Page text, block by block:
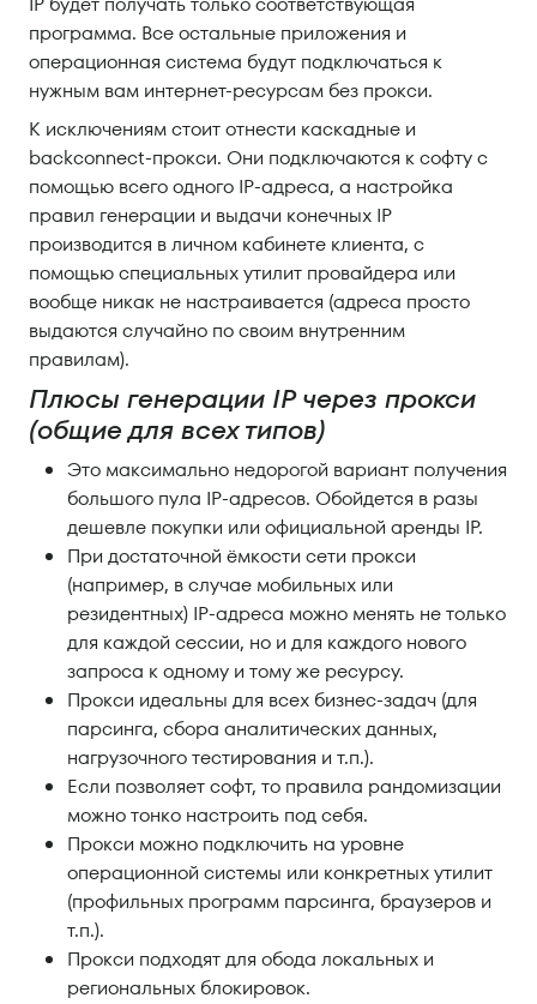
программа. Все остальные приложения и
операционная система будут подключаться к
нужным вам интернет-ресурсам без прокси.
К исключениям стоит отнести каскадные и
backconnect-прокси. Они подключаются к софту с
помощью всего одного IP-адреса, а настройка
правил генерации и выдачи конечных IP
производится в личном кабинете клиента, с
помощью специальных утилит провайдера или
вообще никак не настраивается (адреса просто
выдаются случайно по своим внутренним
правилам).
Плюсы генерации IP через прокси
(общие для всех типов)
Это максимально недорогой вариант получения
большого пула IP-адресов. Обойдется в разы
дешевле покупки или официальной аренды IP.
При достаточной ёмкости сети прокси
(например, в случае мобильных или
резидентных) IP-адреса можно менять не только
для каждой сессии, но и для каждого нового
запроса к одному и тому же ресурсу.
Прокси идеальны для всех бизнес-задач (для
парсинга, сбора аналитических данных,
нагрузочного тестирования и т.п.).
Если позволяет софт, то правила рандомизации
можно тонко настроить под себя.
Прокси можно подключить на уровне
операционной системы или конкретных утилит
(профильных программ парсинга, браузеров и
т.п.).
Прокси подходят для обода локальных и
региональных блокировок.